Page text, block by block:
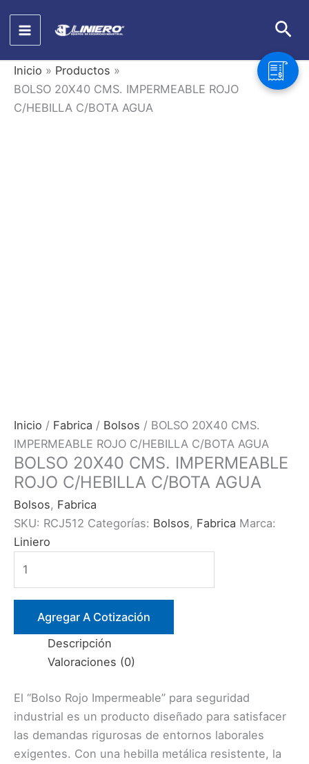
contenido
Inicio
Productos
BOLSO 20X40 CMS. IMPERMEABLE ROJO
C/HEBILLA C/BOTA AGUA
Inicio / Fabrica / Bolsos / BOLSO 20X40 CMS.
IMPERMEABLE ROJO C/HEBILLA C/BOTA AGUA
BOLSO 20X40 CMS. IMPERMEABLE
ROJO C/HEBILLA C/BOTA AGUA
Bolsos, Fabrica
SKU: RCJ512 Categorías: Bolsos, Fabrica Marca:
Liniero
20X40
CMS.
IMPERMEABLE
ROJO
C/HEBILLA
Agregar A Cotización
Descripción
Valoraciones (0)
El “Bolso Rojo Impermeable” para seguridad
industrial es un producto diseñado para satisfacer
las demandas rigurosas de entornos laborales
exigentes. Con una hebilla metálica resistente, la